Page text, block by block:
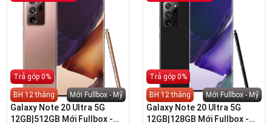
Trả góp 0%
BH 12 tháng Mới Fullbox - Mỹ
Galaxy Note 20 Ultra 5G
12GB|512GB Mới Fullbox -
Trả góp 0%
BH 12 tháng Mới Fullbox - Mỹ
Galaxy Note 20 Ultra 5G
12GB|128GB Mới Fullbox -